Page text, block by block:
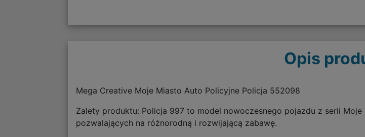
Opis
Mega Creative Moje Miasto Auto Policyjne Policja 552098
Zalety produktu: Policja 997 to model nowoczesnego pojazdu z serii
pozwalających na różnorodną i rozwijającą zabawę.